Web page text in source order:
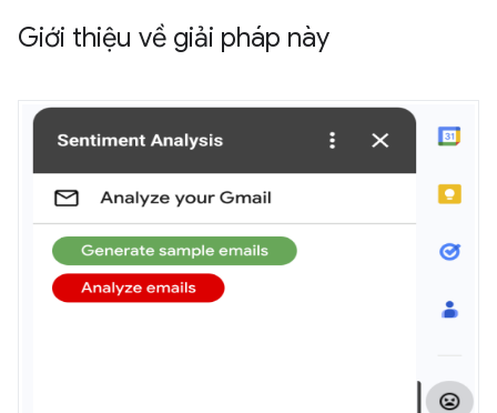
Giới thiệu về giải pháp này